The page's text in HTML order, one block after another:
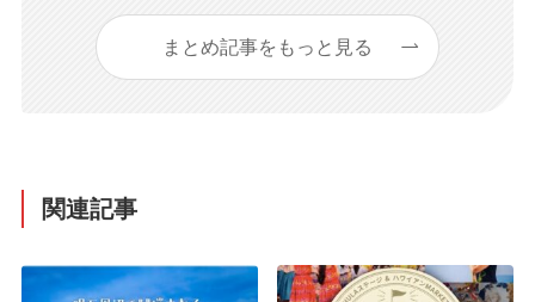
まとめ記事をもっと見る
関連記事